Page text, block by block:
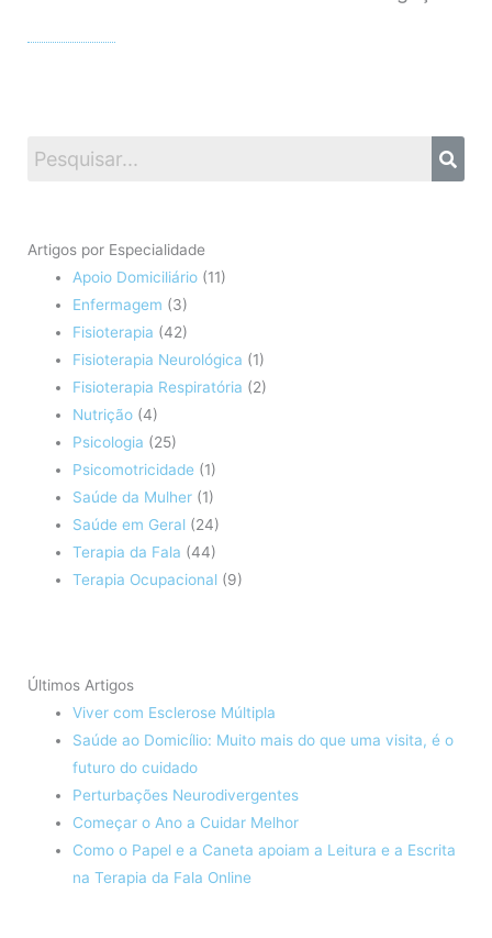
Artigos por Especialidade
Apoio Domiciliário (11)
Enfermagem (3)
Fisioterapia (42)
Fisioterapia Neurológica (1)
Fisioterapia Respiratória (2)
Nutrição (4)
Psicologia (25)
Psicomotricidade (1)
Saúde da Mulher (1)
Saúde em Geral (24)
Terapia da Fala (44)
Terapia Ocupacional (9)
Últimos Artigos
Viver com Esclerose Múltipla
Saúde ao Domicílio: Muito mais do que uma visita, é o
futuro do cuidado
Perturbações Neurodivergentes
Começar o Ano a Cuidar Melhor
Como o Papel e a Caneta apoiam a Leitura e a Escrita
na Terapia da Fala Online